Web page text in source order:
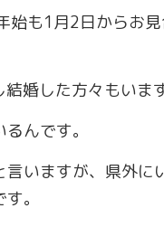
も1月2日からお見
婚した方々もいます
んです。
いますが、県外に
。